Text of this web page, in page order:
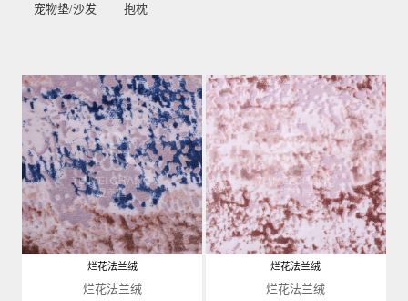
宠物垫/沙发 抱枕
烂花法兰绒
烂花法兰绒
烂花法兰绒
烂花法兰绒